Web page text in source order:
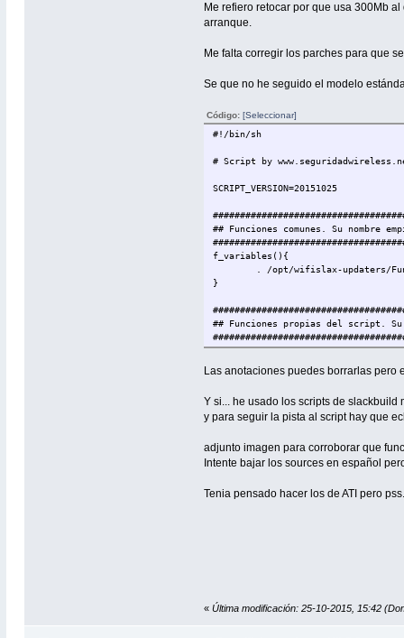
Me refiero retocar por que usa 300Mb
arranque.
Me falta corregir los parches para que
Se que no he seguido el modelo
Código:[Seleccionar]
#!/bin/sh
# Script by
SCRIPT_VERSION=20151025
## Funciones comunes. Su nombre
f_variables(){
. /opt/wifislax-updaters/
}
## Funciones propias del script. Su
# Definicion de variables
PRGNAM=nvidia
WEB=http://
VERSION=`echo $(curl -s
SOURCES=$PRGNAM-
D1=http://
D4=http://
F_download(){
Las anotaciones puedes borrarlas pero
Y si... he usado los scripts de
y para seguir la pista al script hay que
adjunto imagen para corroborar que
Intente bajar los sources en español
Tenia pensado hacer los de ATI pero
«Última modificación: 25-10-2015, 15:42